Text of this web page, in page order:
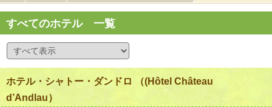
すべてのホテル 一覧
ホテル・シャトー・ダンドロ （(Hôtel Château
d’Andlau）